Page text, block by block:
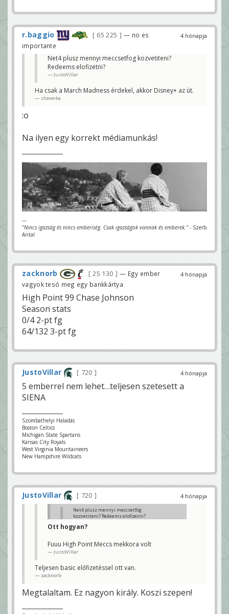
4 hónapja
r.baggio 65 225
— no es
importante
Net4 plusz mennyi meccsetfog kozvetiteni?
Redeems elofizetni?
JustoVillar
Ha csak a March Madness érdekel, akkor Disney+ az út.
shawnka
:o
Na ilyen egy korrekt médiamunkás!
---
"Nincs igazság és nincs emberiség. Csak igazságok vannak és emberek." - Szerb
Antal
4 hónapja
zacknorb 25 130
— Egy ember
vagyok tesó meg egy bankkártya
High Point 99 Chase Johnson
Season stats
0/4 2-pt fg
64/132 3-pt fg
4 hónapja
JustoVillar 720
5 emberrel nem lehet…teljesen szetesett a
SIENA
Szombathelyi Haladás
Boston Celtics
Michigan State Spartans
Kansas City Royals
West Virginia Mountaineers
New Hampshire Wildcats
4 hónapja
JustoVillar 720
Net4 plusz mennyi meccsetfog
kozvetiteni? Redeems elofizetni?
út.
shawnka
Ott hogyan?
Fuuu High Point Meccs mekkora volt
JustoVillar
Teljesen basic előfizetéssel ott van.
zacknorb
Megtalaltam. Ez nagyon király. Koszi szepen!